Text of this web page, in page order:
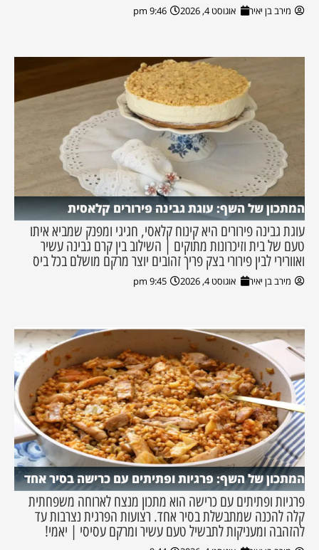
מירב בן יאיר אוגוסט 4, 2026 9:46 pm
המתכון של השף: עוגת גבינה פירורים קלאסית
עוגת גבינה פירורים היא קינוח קלאסי, חגיגי ומפנק שמביא איתו
טעם של בית וזיכרונות מתוקים | השילוב בין קרם גבינה עשיר
ואוורירי לבין פירורי בצק פריך זהובים יוצר מרקם מושלם בכל ביס
מירב בן יאיר אוגוסט 4, 2026 9:45 pm
המתכון של השף: פרגיות ופתיתים עם כרישה בסיר אחד
פרגיות ופתיתים עם כרישה הוא מתכון מנצח לארוחה משפחתית
קלה להכנה שמתבשלת בסיר אחד. רצועות הפרגית נצרבות עד
להזהבה ומעניקות לתבשיל טעם עשיר ומרקם עסיסי | יאמי!